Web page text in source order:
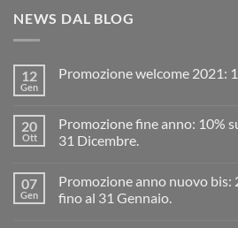
NEWS DAL BLOG
12
Gen
Promozione welcome 2021:
20
Ott
Promozione fine anno: 10%
31 Dicembre.
07
Gen
Promozione anno nuovo
fino al 31 Gennaio.